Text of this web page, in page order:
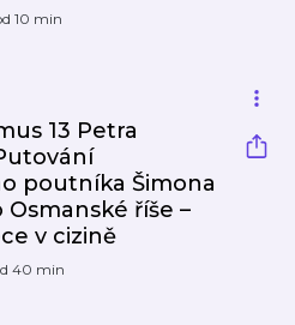
10 min
13 Petra
poutníka Šimona
Osmanské říše –
v cizině
40 min